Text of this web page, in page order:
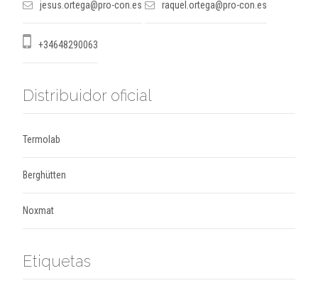
jesus.ortega@pro-con.es raquel.ortega@pro-con.es
+34648290063
Distribuidor oficial
Termolab
Berghütten
Noxmat
Etiquetas